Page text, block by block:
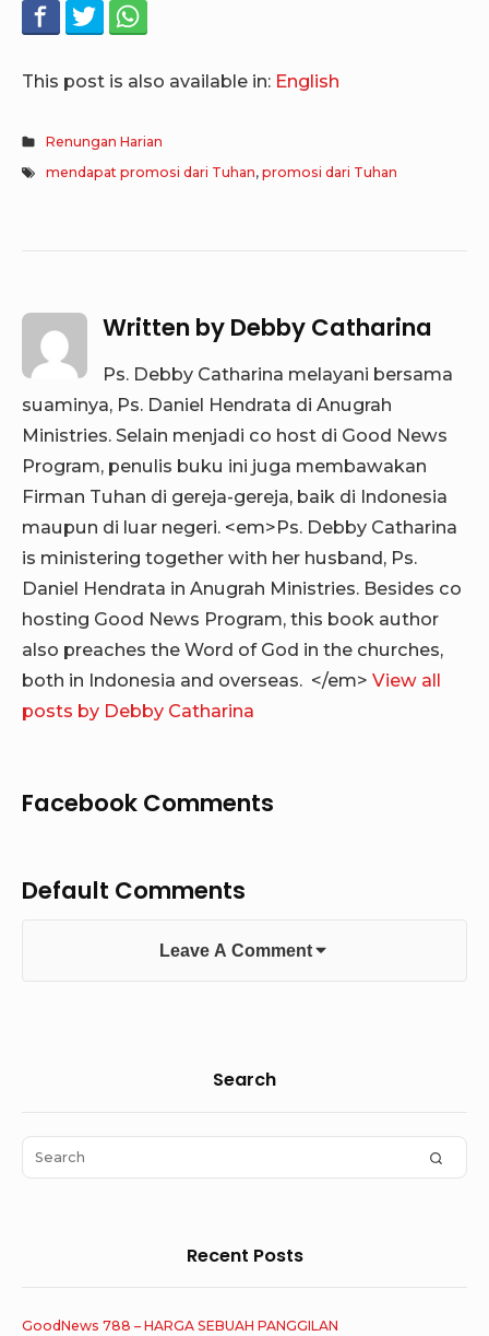
This post is also available in: English
Renungan Harian
mendapat promosi dari Tuhan,promosi dari Tuhan
Written by Debby Catharina
Ps. Debby Catharina melayani bersama
suaminya, Ps. Daniel Hendrata di Anugrah
Ministries. Selain menjadi co host di Good News
Program, penulis buku ini juga membawakan
Firman Tuhan di gereja-gereja, baik di Indonesia
maupun di luar negeri. <em>Ps. Debby Catharina
is ministering together with her husband, Ps.
Daniel Hendrata in Anugrah Ministries. Besides co
hosting Good News Program, this book author
also preaches the Word of God in the churches,
both in Indonesia and overseas. </em> View all
posts by Debby Catharina
Facebook Comments
Default Comments
Leave A Comment
Area
Search
Search
for:
Recent Posts
GoodNews 788 – HARGA SEBUAH PANGGILAN